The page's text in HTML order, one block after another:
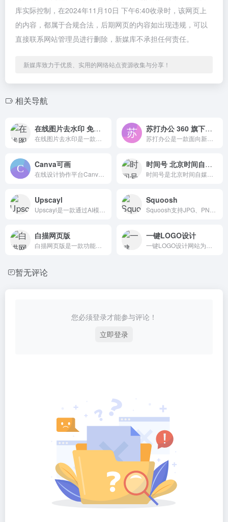
库实际控制，在2024年11月10日 下午6:40收录时，该网页上
的内容，都属于合规合法，后期网页的内容如出现违规，可以
直接联系网站管理员进行删除，新媒库不承担任何责任。
新媒库致力于优质、实用的网络站点资源收集与分享！
相关导航
在线图片去水印 免费安全的在线去除图片水印工具 苏打办公 360 旗下简约高效的办公平台
Canva可画 时间号 北京时间自媒体平台创作中心
Upscayl Squoosh
白描网页版 一键LOGO设计
暂无评论
您必须登录才能参与评论！
立即登录